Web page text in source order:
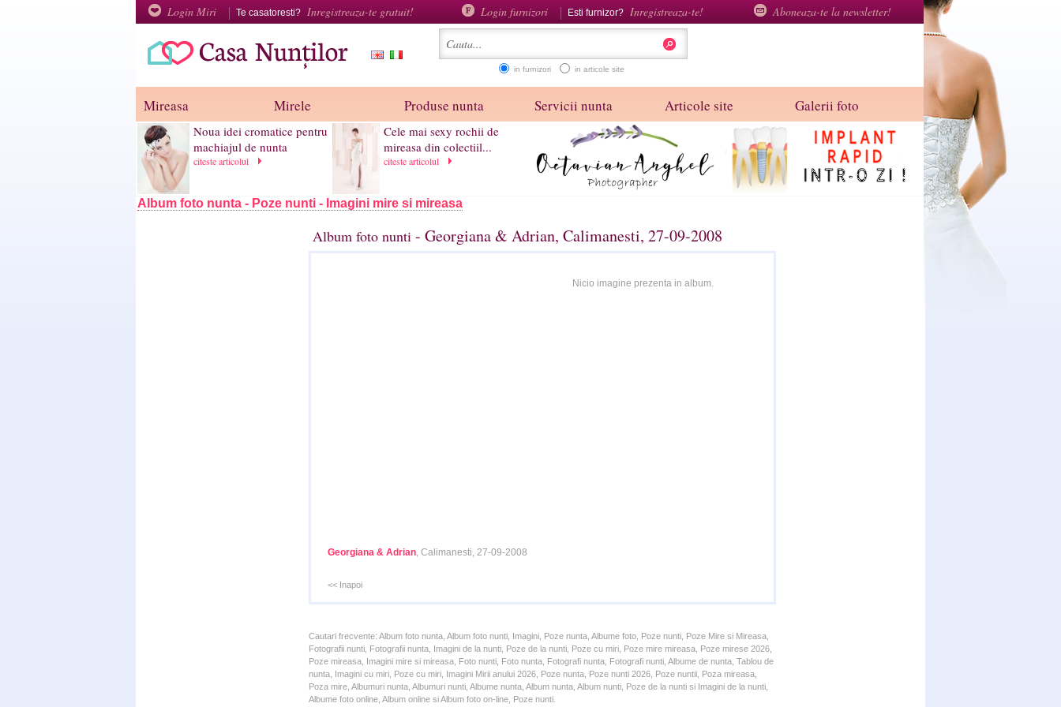
Login Miri Te casatoresti? Inregistreaza-te gratuit! Login furnizori Esti furnizor? Inregistreaza-te! Aboneaza-te la newsletter!
in furnizori in articole site
Mireasa Mirele Produse nunta Servicii nunta Articole site Galerii foto
Noua idei cromatice pentru
machiajul de nunta
citeste articolul
Cele mai sexy rochii de
mireasa din colectiil...
citeste articolul
Album foto nunta - Poze nunti - Imagini mire si mireasa
Album foto nunti - Georgiana & Adrian, Calimanesti, 27-09-2008
Nicio imagine prezenta in album.
Georgiana & Adrian, Calimanesti, 27-09-2008
<< Inapoi
Cautari frecvente: Album foto nunta, Album foto nunti, Imagini, Poze nunta, Albume foto, Poze nunti, Poze Mire si Mireasa,
Fotografii nunti, Fotografii nunta, Imagini de la nunti, Poze de la nunti, Poze cu miri, Poze mire mireasa, Poze mirese 2026,
Poze mireasa, Imagini mire si mireasa, Foto nunti, Foto nunta, Fotografi nunta, Fotografi nunti, Albume de nunta, Tablou de
nunta, Imagini cu miri, Poze cu miri, Imagini Mirii anului 2026, Poze nunta, Poze nunti 2026, Poze nuntii, Poza mireasa,
Poza mire, Albumuri nunta, Albumuri nunti, Albume nunta, Album nunta, Album nunti, Poze de la nunti si Imagini de la nunti,
Albume foto online, Album online si Album foto on-line, Poze nunti.